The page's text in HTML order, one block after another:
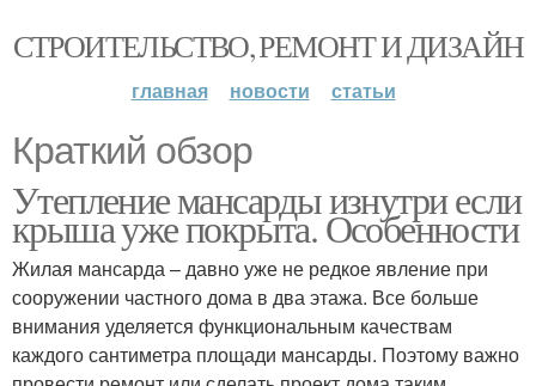
СТРОИТЕЛЬСТВО, РЕМОНТ И ДИЗАЙН
главная новости статьи
Краткий обзор
Утепление мансарды изнутри если
крыша уже покрыта. Особенности
Жилая мансарда – давно уже не редкое явление при
сооружении частного дома в два этажа. Все больше
внимания уделяется функциональным качествам
каждого сантиметра площади мансарды. Поэтому важно